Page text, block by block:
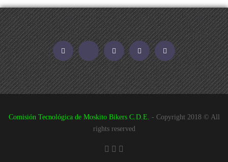
Facebook Strava Twitter Instagram YouTube
Comisión Tecnológica de Moskito Bikers C.D.E. - Copyright 2018 © All
rights reserved